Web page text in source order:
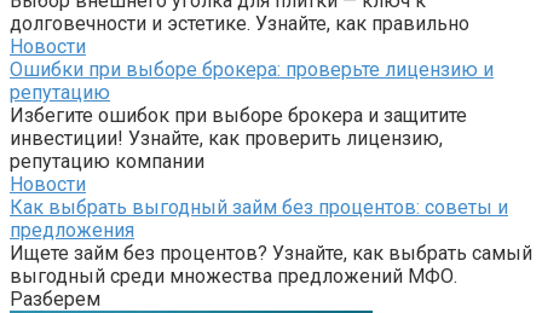
долговечности и эстетике. Узнайте, как правильно
Новости
Ошибки при выборе брокера: проверьте лицензию и
репутацию
Избегите ошибок при выборе брокера и защитите
инвестиции! Узнайте, как проверить лицензию,
репутацию компании
Новости
Как выбрать выгодный займ без процентов: советы и
предложения
Ищете займ без процентов? Узнайте, как выбрать самый
выгодный среди множества предложений МФО.
Разберем